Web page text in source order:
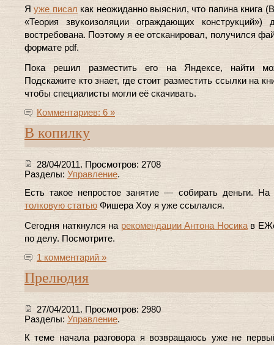
Яуже писал как неожиданно выяснил, что папина книга
«Теория звукоизоляции ограждающих
востребована. Поэтому я ее отсканировал, получился
формате pdf.
Пока решил разместить его на Яндексе, найти
Подскажите кто знает, где стоит разместить ссылки на
чтобы специалисты могли её скачивать.
Комментариев: 6 »
В копилку
28/04/2011. Просмотров: 2708
Разделы: Управление.
Есть такое непростое занятие — собирать деньги. На
толковую статью Фишера Хоу я уже ссылался.
Сегодня наткнулся на рекомендации Антона Носикав
по делу. Посмотрите.
1 комментарий »
Прелюдия
27/04/2011. Просмотров: 2980
Разделы: Управление.
К теме начала разговора я возвращаюсь уже не